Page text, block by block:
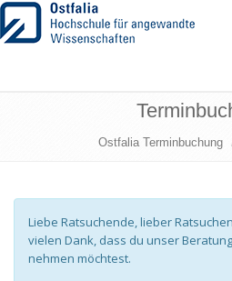
Ostfalia Terminbuchung
Liebe Ratsuchende, lieber
vielen Dank, dass du unser
nehmen möchtest.